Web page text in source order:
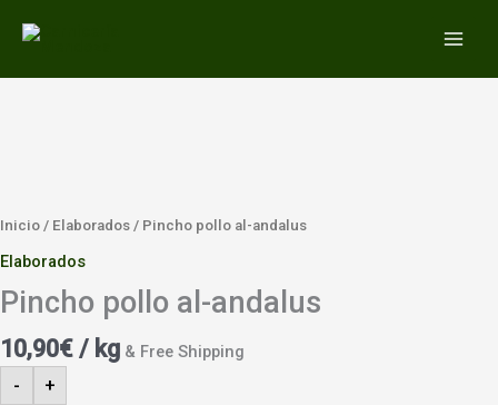
Inicio / Elaborados / Pincho pollo al-andalus
Elaborados
Pincho pollo al-andalus
10,90€ / kg & Free Shipping
- +